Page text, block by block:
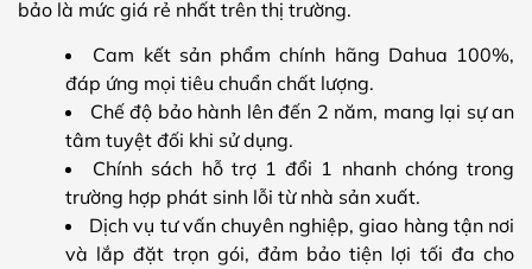
bảo là mức giá rẻ nhất trên thị trường.
Cam kết sản phẩm chính hãng Dahua 100%,
đáp ứng mọi tiêu chuẩn chất lượng.
Chế độ bảo hành lên đến 2 năm, mang lại sự an
tâm tuyệt đối khi sử dụng.
Chính sách hỗ trợ 1 đổi 1 nhanh chóng trong
trường hợp phát sinh lỗi từ nhà sản xuất.
Dịch vụ tư vấn chuyên nghiệp, giao hàng tận nơi
và lắp đặt trọn gói, đảm bảo tiện lợi tối đa cho